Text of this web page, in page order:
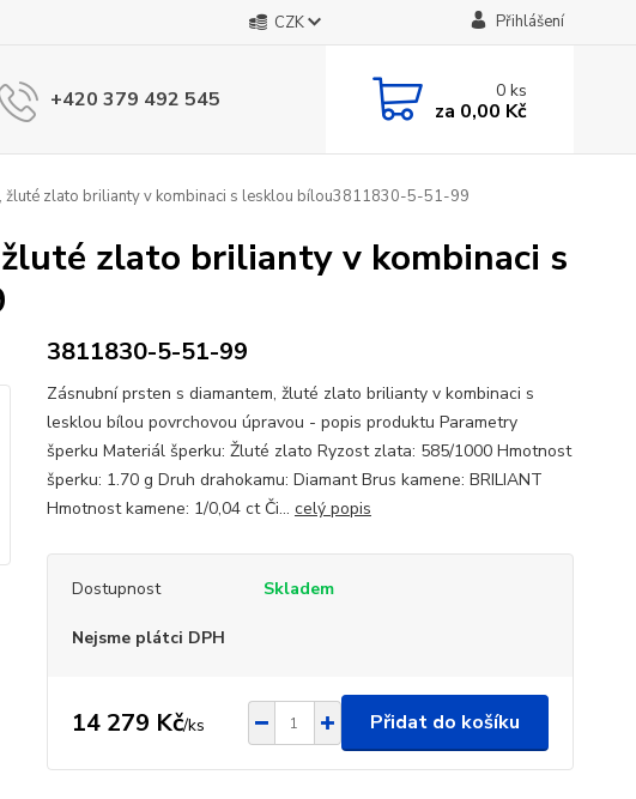
CZK Přihlášení
+420 379 492 545 0ks
za 0,00 Kč
žluté zlato brilianty v kombinaci s lesklou bílou3811830-5-51-99
zlato brilianty v kombinaci s
3811830-5-51-99
Zásnubní prsten s diamantem, žluté zlato brilianty v kombinaci s
lesklou bílou povrchovou úpravou - popis produktu Parametry
šperku Materiál šperku: Žluté zlato Ryzost zlata: 585/1000 Hmotnost
šperku: 1.70 g Druh drahokamu: Diamant Brus kamene: BRILIANT
Hmotnost kamene: 1/0,04 ct Či... celý popis
Dostupnost Skladem
Nejsme plátci DPH
14 279 Kč/ks Přidat do košíku